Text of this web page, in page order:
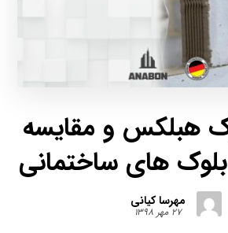
هبلکس و مقایسه
بلوک های ساختمانی
مهرسا کیانی
۲۷ مهر ۱۳۹۸